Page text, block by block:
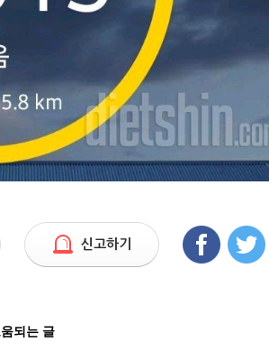
신고하기
되는 글